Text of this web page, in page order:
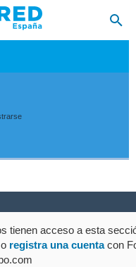
tienen acceso a esta
registra una cuentacon